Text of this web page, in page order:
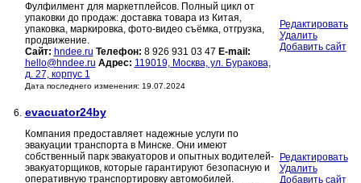
Фулфилмент для маркетплейсов. Полный цикл от
упаковки до продаж: доставка товара из Китая,
упаковка, маркировка, фото-видео съёмка, отгрузка,
продвижение.
Сайт: hndee.ru Телефон: 8 926 931 03 47 E-mail:
hello@hndee.ru Адрес: 119019, Москва, ул. Буракова,
д. 27, корпус 1
Дата последнего изменения: 19.07.2024
Редактировать
Удалить
Добавить сайт
6. evacuator24by
Компания предоставляет надежные услуги по
эвакуации транспорта в Минске. Они имеют
собственный парк эвакуаторов и опытных водителей-
эвакуаторщиков, которые гарантируют безопасную и
оперативную транспортировку автомобилей.
Редактировать
Удалить
Добавить сайт